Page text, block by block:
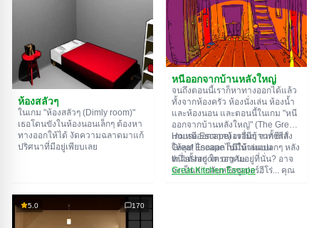
ห้องสลัวๆ
ในเกม "ห้องสลัวๆ (Dimly room)"
เธอโดนขังในห้องนอนเล็กๆ ต้องหา
ทางออกให้ได้ งัดความฉลาดมาแก้
ปริศนาที่มีอยู่เพียบเลย
หนีออกจากบ้านหลังใหญ่
จนถึงตอนนี้เราก็หาทางออกได้แล้ว
ทั้งจากห้องครัว ห้องนั่งเล่น ห้องน้ำ
และห้องนอน และตอนนี้ในเกม "หนี
ออกจากบ้านหลังใหญ่" (The Great
House Escape) เรามีบ้านทั้งหลัง
ให้ลุย! ไกลออกไปมีบ้านแปลกๆ หลัง
หนึ่งตั้งอยู่ ใครอาศัยอยู่ที่นั่น? อาจ
จะเป็นสายลับหรือซูเปอร์ฮีโร่... คุณ
เกมหนีออกจากห้องอื่นๆ จากซีรีส์
Great Escape ก็มีให้เล่นบน
th.flashroom.org นะ:
Great Kitchen Escape
5.0 170